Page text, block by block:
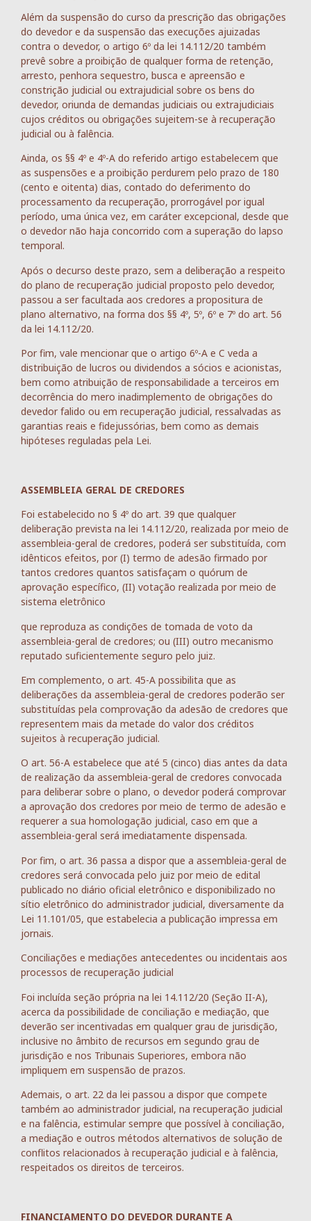
Além da suspensão do curso da prescrição das obrigações
do devedor e da suspensão das execuções ajuizadas
contra o devedor, o artigo 6º da lei 14.112/20 também
prevê sobre a proibição de qualquer forma de retenção,
arresto, penhora sequestro, busca e apreensão e
constrição judicial ou extrajudicial sobre os bens do
devedor, oriunda de demandas judiciais ou extrajudiciais
cujos créditos ou obrigações sujeitem-se à recuperação
judicial ou à falência.
Ainda, os §§ 4º e 4º-A do referido artigo estabelecem que
as suspensões e a proibição perdurem pelo prazo de 180
(cento e oitenta) dias, contado do deferimento do
processamento da recuperação, prorrogável por igual
período, uma única vez, em caráter excepcional, desde que
o devedor não haja concorrido com a superação do lapso
temporal.
Após o decurso deste prazo, sem a deliberação a respeito
do plano de recuperação judicial proposto pelo devedor,
passou a ser facultada aos credores a propositura de
plano alternativo, na forma dos §§ 4º, 5º, 6º e 7º do art. 56
da lei 14.112/20.
Por fim, vale mencionar que o artigo 6º-A e C veda a
distribuição de lucros ou dividendos a sócios e acionistas,
bem como atribuição de responsabilidade a terceiros em
decorrência do mero inadimplemento de obrigações do
devedor falido ou em recuperação judicial, ressalvadas as
garantias reais e fidejussórias, bem como as demais
hipóteses reguladas pela Lei.
ASSEMBLEIA GERAL DE CREDORES
Foi estabelecido no § 4º do art. 39 que qualquer
deliberação prevista na lei 14.112/20, realizada por meio de
assembleia-geral de credores, poderá ser substituída, com
idênticos efeitos, por (I) termo de adesão firmado por
tantos credores quantos satisfaçam o quórum de
aprovação específico, (II) votação realizada por meio de
sistema eletrônico
que reproduza as condições de tomada de voto da
assembleia-geral de credores; ou (III) outro mecanismo
reputado suficientemente seguro pelo juiz.
Em complemento, o art. 45-A possibilita que as
deliberações da assembleia-geral de credores poderão ser
substituídas pela comprovação da adesão de credores que
representem mais da metade do valor dos créditos
sujeitos à recuperação judicial.
O art. 56-A estabelece que até 5 (cinco) dias antes da data
de realização da assembleia-geral de credores convocada
para deliberar sobre o plano, o devedor poderá comprovar
a aprovação dos credores por meio de termo de adesão e
requerer a sua homologação judicial, caso em que a
assembleia-geral será imediatamente dispensada.
Por fim, o art. 36 passa a dispor que a assembleia-geral de
credores será convocada pelo juiz por meio de edital
publicado no diário oficial eletrônico e disponibilizado no
sítio eletrônico do administrador judicial, diversamente da
Lei 11.101/05, que estabelecia a publicação impressa em
jornais.
Conciliações e mediações antecedentes ou incidentais aos
processos de recuperação judicial
Foi incluída seção própria na lei 14.112/20 (Seção II-A),
acerca da possibilidade de conciliação e mediação, que
deverão ser incentivadas em qualquer grau de jurisdição,
inclusive no âmbito de recursos em segundo grau de
jurisdição e nos Tribunais Superiores, embora não
impliquem em suspensão de prazos.
Ademais, o art. 22 da lei passou a dispor que compete
também ao administrador judicial, na recuperação judicial
e na falência, estimular sempre que possível à conciliação,
a mediação e outros métodos alternativos de solução de
conflitos relacionados à recuperação judicial e à falência,
respeitados os direitos de terceiros.
FINANCIAMENTO DO DEVEDOR DURANTE A